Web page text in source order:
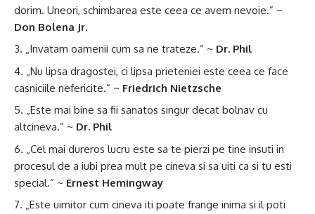
dorim. Uneori, schimbarea este ceea ce avem nevoie.” ~
Don Bolena Jr.
„Invatam oamenii cum sa ne trateze.” ~ Dr. Phil
„Nu lipsa dragostei, ci lipsa prieteniei este ceea ce face
casniciile nefericite.” ~ Friedrich Nietzsche
„Este mai bine sa fii sanatos singur decat bolnav cu
altcineva.” ~ Dr. Phil
„Cel mai dureros lucru este sa te pierzi pe tine insuti in
procesul de a iubi prea mult pe cineva si sa uiti ca si tu esti
special.” ~ Ernest Hemingway
„Este uimitor cum cineva iti poate frange inima si il poti